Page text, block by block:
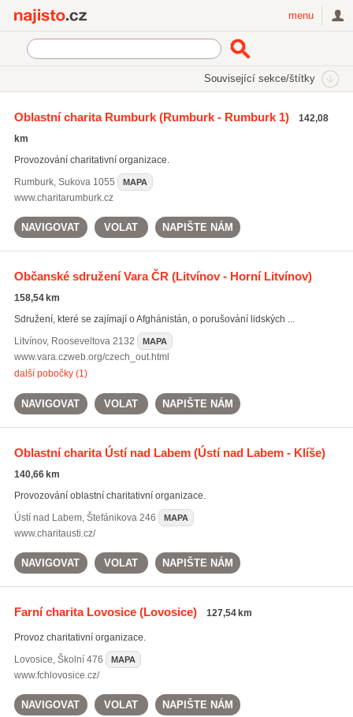
menu
Související sekce/štítky
Charitativní organizace
Oblastní charita Rumburk(Rumburk - Rumburk 1)
142,08
km
Provozování charitativní organizace.
Rumburk, Sukova 1055 MAPA
www.charitarumburk.cz
NAVIGOVAT VOLAT NAPIŠTE NÁM
Občanské sdružení Vara ČR (Litvínov - Horní Litvínov)
158,54 km
Sdružení, které se zajímají o Afghánistán, o porušování lidských ...
Litvínov, Rooseveltova 2132 MAPA
www.vara.czweb.org/czech_out.html
další pobočky (1)
NAVIGOVAT VOLAT NAPIŠTE NÁM
Oblastní charita Ústí nad Labem(Ústí nad Labem - Klíše)
140,66 km
Provozování oblastní charitativní organizace.
Ústí nad Labem, Štefánikova 246 MAPA
www.charitausti.cz/
NAVIGOVAT VOLAT NAPIŠTE NÁM
Farní charita Lovosice(Lovosice) 127,54 km
Provoz charitativní organizace.
Lovosice, Školní 476 MAPA
www.fchlovosice.cz/
NAVIGOVAT VOLAT NAPIŠTE NÁM